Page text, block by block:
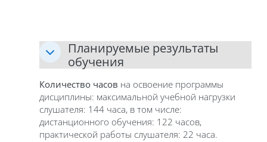
Планируемые результаты
обучения
Количество часов на освоение программы
дисциплины: максимальной учебной нагрузки
слушателя: 144 часа, в том числе:
дистанционного обучения: 122 часов,
практической работы слушателя: 22 часа.